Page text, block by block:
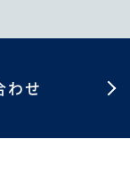
わせ